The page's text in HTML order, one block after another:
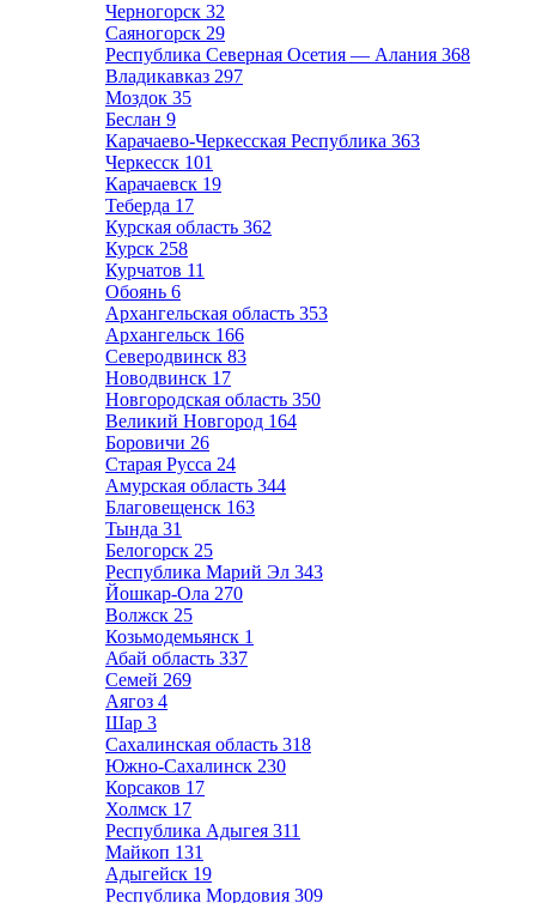
Черногорск 32
Саяногорск 29
Республика Северная Осетия — Алания 368
Владикавказ 297
Моздок 35
Беслан 9
Карачаево-Черкесская Республика 363
Черкесск 101
Карачаевск 19
Теберда 17
Курская область 362
Курск 258
Курчатов 11
Обоянь 6
Архангельская область 353
Архангельск 166
Северодвинск 83
Новодвинск 17
Новгородская область 350
Великий Новгород 164
Боровичи 26
Старая Русса 24
Амурская область 344
Благовещенск 163
Тында 31
Белогорск 25
Республика Марий Эл 343
Йошкар-Ола 270
Волжск 25
Козьмодемьянск 1
Абай область 337
Семей 269
Аягоз 4
Шар 3
Сахалинская область 318
Южно-Сахалинск 230
Корсаков 17
Холмск 17
Республика Адыгея 311
Майкоп 131
Адыгейск 19
Республика Мордовия 309